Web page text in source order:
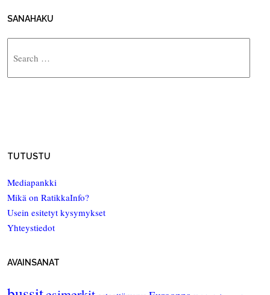
SANAHAKU
TUTUSTU
Mediapankki
Mikä on RatikkaInfo?
Usein esitetyt kysymykset
Yhteystiedot
AVAINSANAT